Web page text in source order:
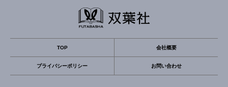
TOP 会社概要
プライバシーポリシー お問い合わせ